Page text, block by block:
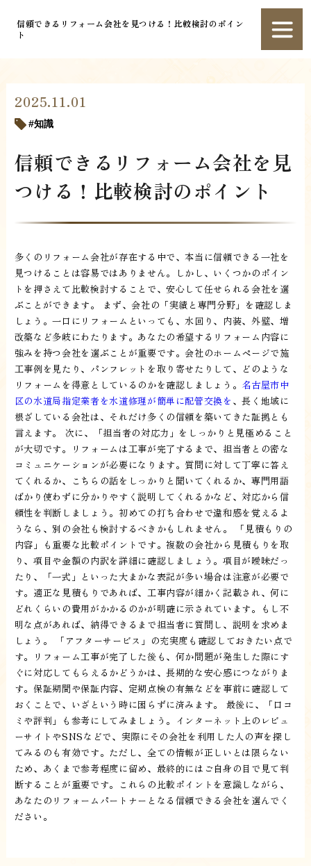
信頼できるリフォーム会社を見つける！比較検討のポイン
ト
2025.11.01
知識
信頼できるリフォーム会社を見
つける！比較検討のポイント
多くのリフォーム会社が存在する中で、本当に信頼できる一社を
見つけることは容易ではありません。しかし、いくつかのポイン
トを押さえて比較検討することで、安心して任せられる会社を選
ぶことができます。 まず、会社の「実績と専門分野」を確認しま
しょう。一口にリフォームといっても、水回り、内装、外壁、増
改築など多岐にわたります。あなたの希望するリフォーム内容に
強みを持つ会社を選ぶことが重要です。会社のホームページで施
工事例を見たり、パンフレットを取り寄せたりして、どのような
リフォームを得意としているのかを確認しましょう。 名古屋市中
区の水道局指定業者を水道修理が簡単に配管交換を 、長く地域に
根ざしている会社は、それだけ多くの信頼を築いてきた証拠とも
言えます。 次に、「担当者の対応力」をしっかりと見極めること
が大切です。リフォームは工事が完了するまで、担当者との密な
コミュニケーションが必要になります。質問に対して丁寧に答え
てくれるか、こちらの話をしっかりと聞いてくれるか、専門用語
ばかり使わずに分かりやすく説明してくれるかなど、対応から信
頼性を判断しましょう。初めての打ち合わせで違和感を覚えるよ
うなら、別の会社も検討するべきかもしれません。 「見積もりの
内容」も重要な比較ポイントです。複数の会社から見積もりを取
り、項目や金額の内訳を詳細に確認しましょう。項目が曖昧だっ
たり、「一式」といった大まかな表記が多い場合は注意が必要で
す。適正な見積もりであれば、工事内容が細かく記載され、何に
どれくらいの費用がかかるのかが明確に示されています。もし不
明な点があれば、納得できるまで担当者に質問し、説明を求めま
しょう。 「アフターサービス」の充実度も確認しておきたい点で
す。リフォーム工事が完了した後も、何か問題が発生した際にす
ぐに対応してもらえるかどうかは、長期的な安心感につながりま
す。保証期間や保証内容、定期点検の有無などを事前に確認して
おくことで、いざという時に困らずに済みます。 最後に、「口コ
ミや評判」も参考にしてみましょう。インターネット上のレビュ
ーサイトやSNSなどで、実際にその会社を利用した人の声を探し
てみるのも有効です。ただし、全ての情報が正しいとは限らない
ため、あくまで参考程度に留め、最終的にはご自身の目で見て判
断することが重要です。これらの比較ポイントを意識しながら、
あなたのリフォームパートナーとなる信頼できる会社を選んでく
ださい。